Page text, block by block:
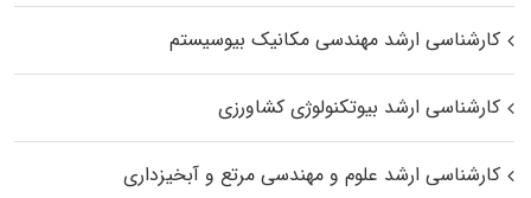
کارشناسی ارشد مهندسی مکانیک بیوسیستم
کارشناسی ارشد بیوتکنولوژی کشاورزی
کارشناسی ارشد علوم و مهندسی مرتع و آبخیزداری